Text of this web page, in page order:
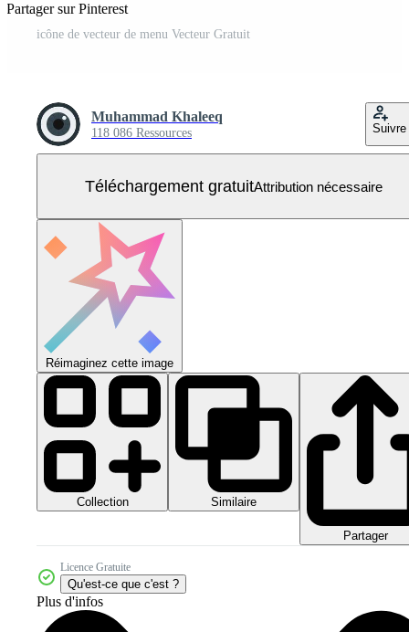
Partager sur Pinterest
icône de vecteur de menu Vecteur Gratuit
Muhammad Khaleeq
118 086 Ressources Suivre
Téléchargement gratuitAttribution nécessaire
Réimaginez cette image
Collection Similaire
Partager
Licence Gratuite
Qu'est-ce que c'est ?
Plus d'infos